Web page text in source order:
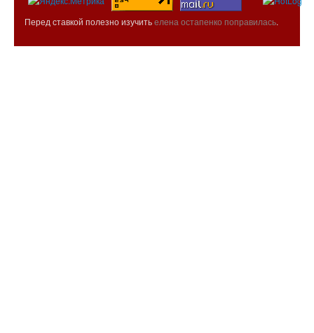
Перед ставкой полезно изучитьелена остапенко поправилась.